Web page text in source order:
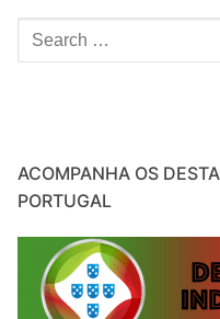
Pesquisar
por:
ACOMPANHA OS
PORTUGAL